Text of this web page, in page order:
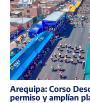
Arequipa: Corso
permiso y amplían